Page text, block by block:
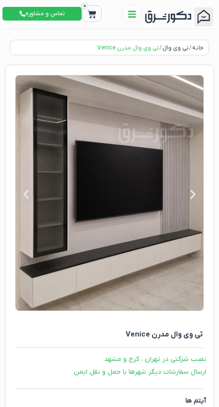
0
تماس و مشاوره
خانه/تی وی وال/ تی وی وال مدرن Venice
تی وی وال مدرن Venice
نصب شرکتی در تهران ، کرج و مشهد
ارسال سفارشات دیگر شهرها با حمل و نقل ایمن
آیتم ها